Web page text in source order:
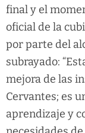
final y el
oficial de la
por parte del
subrayado:
mejora de las
Cervantes; es
aprendizaje y